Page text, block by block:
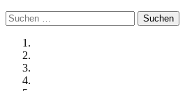
Suchen
nach: